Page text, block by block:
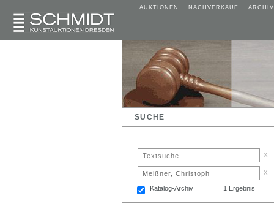
AUKTIONEN NACHVERKAUF ARCHIV
SUCHE
x
x
Katalog-Archiv 1 Ergebnis